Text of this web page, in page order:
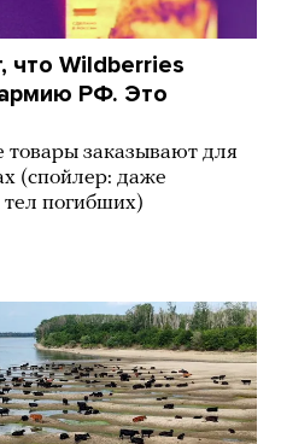
что Wildberries
РФ. Это
товары заказывают для
(спойлер: даже
погибших)